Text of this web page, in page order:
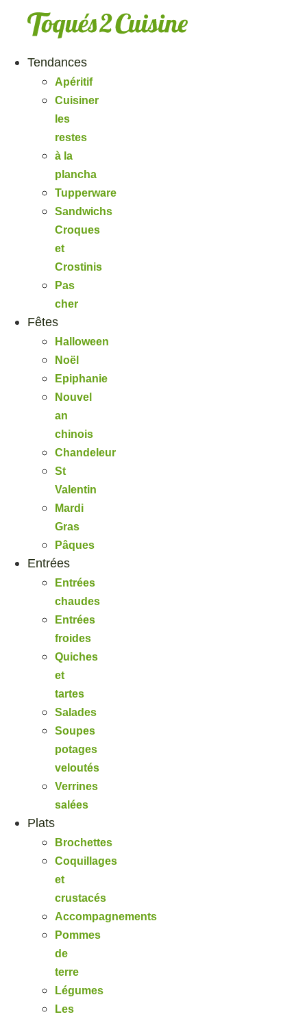
Tendances
Apéritif
Cuisiner
les
restes
à la
plancha
Tupperware
Sandwichs
Croques
et
Crostinis
Pas
cher
Fêtes
Halloween
Noël
Epiphanie
Nouvel
an
chinois
Chandeleur
St
Valentin
Mardi
Gras
Pâques
Entrées
Entrées
chaudes
Entrées
froides
Quiches
et
tartes
Salades
Soupes
potages
veloutés
Verrines
salées
Plats
Brochettes
Coquillages
et
crustacés
Accompagnements
Pommes
de
terre
Légumes
Les